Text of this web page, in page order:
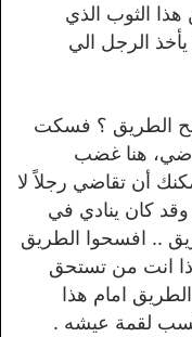
الثوب الذي
الرجل الي
الطريق ؟ فسكت
هنا غضب
أن تقاضي رجلاً لا
وقد كان ينادي في
.. افسحوا الطريق
انت من تستحق
امام هذا
لقمة عيشه .